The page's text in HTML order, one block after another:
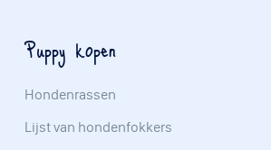
Puppy kopen
Hondenrassen
Lijst van hondenfokkers